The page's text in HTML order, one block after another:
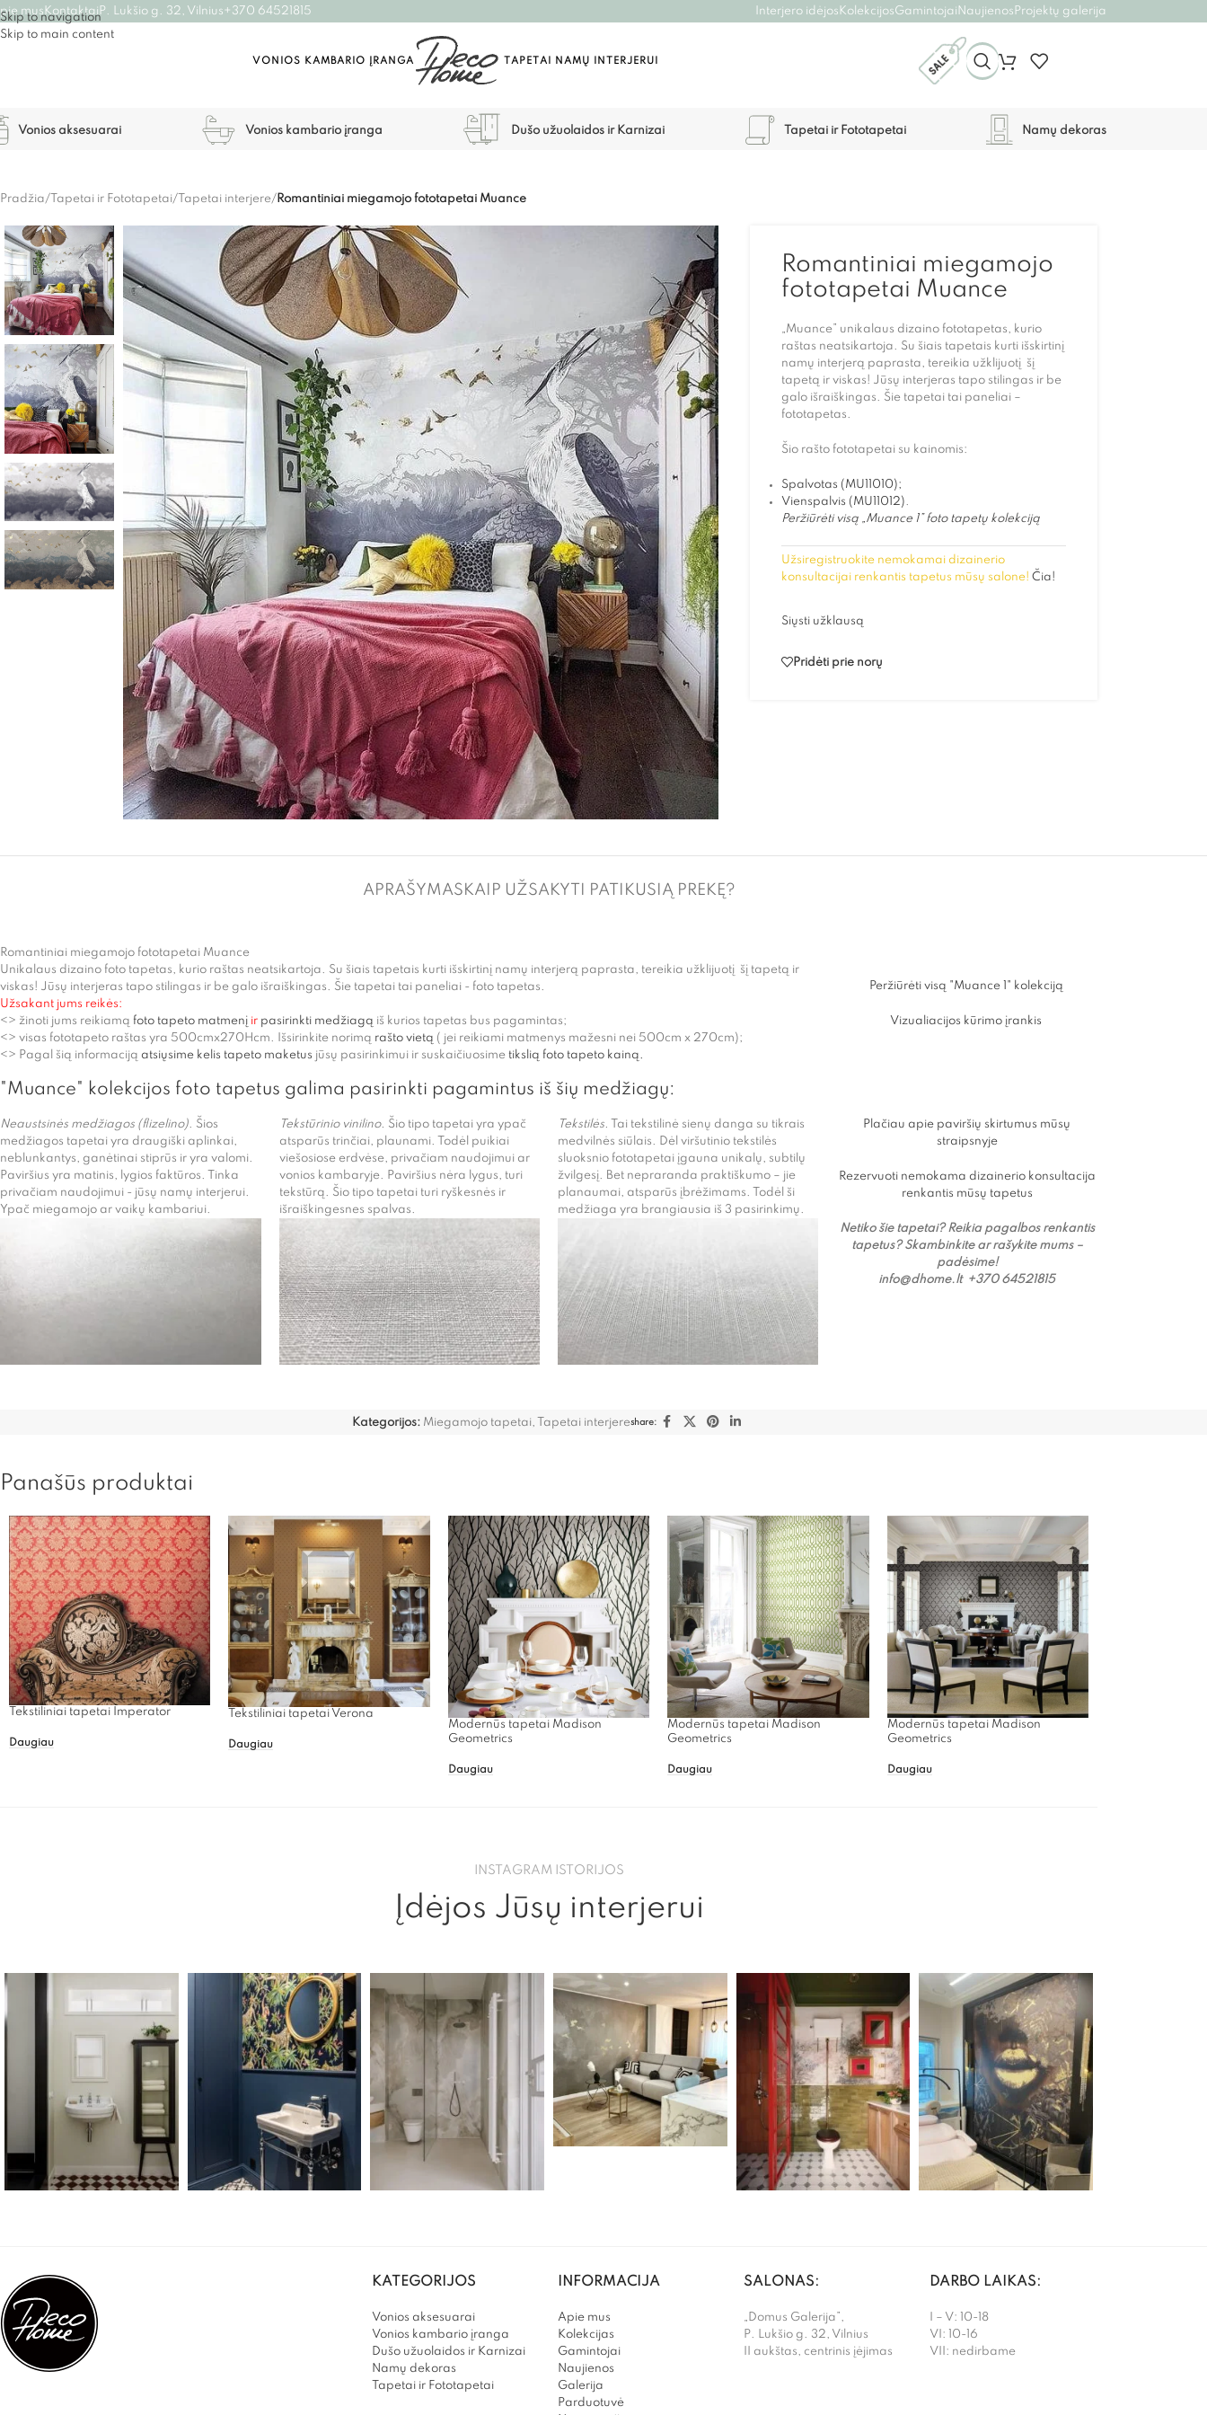
Skip to navigation
Skip to main content
mus Kontaktai P. Lukšio g. 32, Vilnius +370 64521815 Interjero idėjos KolekcijosGamintojai Naujienos Projektų galerija
VONIOS KAMBARIO ĮRANGA TAPETAI NAMŲ INTERJERUI
Vonios aksesuarai Vonios kambario įranga Dušo užuolaidos ir Karnizai Tapetai ir Fototapetai Namų dekoras
Pradžia/ Tapetai ir Fototapetai/ Tapetai interjere/ Romantiniai miegamojo fototapetai Muance
Romantiniai miegamojo
fototapetai Muance
„Muance” unikalaus dizaino fototapetas, kurio
raštas neatsikartoja. Su šiais tapetais kurti išskirtinį
namų interjerą paprasta, tereikia užklijuotį šį
tapetą ir viskas! Jūsų interjeras tapo stilingas ir be
galo išraiškingas. Šie tapetai tai paneliai –
fototapetas.
Šio rašto fototapetai su kainomis:
Spalvotas (MU11010);
Vienspalvis (MU11012).
Peržiūrėti visą „Muance 1” foto tapetų kolekciją
Užsiregistruokite nemokamai dizainerio
konsultacijai renkantis tapetus mūsų salone! Čia!
Siųsti užklausą
Pridėti prie norų
APRAŠYMAS KAIP UŽSAKYTI PATIKUSIĄ PREKĘ?
Romantiniai miegamojo fototapetai Muance
Unikalaus dizaino foto tapetas, kurio raštas neatsikartoja. Su šiais tapetais kurti išskirtinį namų interjerą paprasta, tereikia užklijuotį šį tapetą ir
viskas! Jūsų interjeras tapo stilingas ir be galo išraiškingas. Šie tapetai tai paneliai - foto tapetas.
Užsakant jums reikės:
<> žinoti jums reikiamą foto tapeto matmenį ir pasirinkti medžiagą iš kurios tapetas bus pagamintas;
<> visas fototapeto raštas yra 500cmx270Hcm. Išsirinkite norimą rašto vietą ( jei reikiami matmenys mažesni nei 500cm x 270cm);
<> Pagal šią informaciją atsiųsime kelis tapeto maketus jūsų pasirinkimui ir suskaičiuosime tikslią foto tapeto kainą.
Peržiūrėti visą "Muance 1" kolekciją
Vizualiacijos kūrimo įrankis
"Muance" kolekcijos foto tapetus galima pasirinkti pagamintus iš šių medžiagų:
Neaustsinės medžiagos (flizelino). Šios
medžiagos tapetai yra draugiški aplinkai,
neblunkantys, ganėtinai stiprūs ir yra valomi.
Paviršius yra matinis, lygios faktūros. Tinka
privačiam naudojimui - jūsų namų interjerui.
Ypač miegamojo ar vaikų kambariui.
Tekstūrinio vinilino. Šio tipo tapetai yra ypač
atsparūs trinčiai, plaunami. Todėl puikiai
viešosiose erdvėse, privačiam naudojimui ar
vonios kambaryje. Paviršius nėra lygus, turi
tekstūrą. Šio tipo tapetai turi ryškesnės ir
išraiškingesnes spalvas.
Tekstilės.
Tai tekstilinė sienų danga su tikrais
medvilnės siūlais. Dėl viršutinio tekstilės
sluoksnio fototapetai įgauna unikalų, subtilų
žvilgesį. Bet nepraranda praktiškumo – jie
planaumai, atsparūs įbrėžimams. Todėl ši
medžiaga yra brangiausia iš 3 pasirinkimų.
Plačiau apie paviršių skirtumus mūsų
straipsnyje
Rezervuoti nemokama dizainerio konsultacija
renkantis mūsų tapetus
Netiko šie tapetai? Reikia pagalbos renkantis
tapetus? Skambinkite ar rašykite mums –
padėsime!
info@dhome.lt +370 64521815
Kategorijos: Miegamojo tapetai, Tapetai interjereshare:
Panašūs produktai
Tekstiliniai tapetai Imperator
Daugiau
Tekstiliniai tapetai Verona
Daugiau
Modernūs tapetai Madison
Geometrics
Daugiau
Modernūs tapetai Madison
Geometrics
Daugiau
Modernūs tapetai Madison
Geometrics
Daugiau
INSTAGRAM ISTORIJOS
Įdėjos Jūsų interjerui
KATEGORIJOS
Vonios aksesuarai
Vonios kambario įranga
Dušo užuolaidos ir Karnizai
Namų dekoras
Tapetai ir Fototapetai
INFORMACIJA
Apie mus
Kolekcijas
Gamintojai
Naujienos
Galerija
Parduotuvė
SALONAS:
„Domus Galerija”,
P. Lukšio g. 32, Vilnius
II aukštas, centrinis įėjimas
DARBO LAIKAS:
I – V: 10-18
VI: 10-16
VII: nedirbame